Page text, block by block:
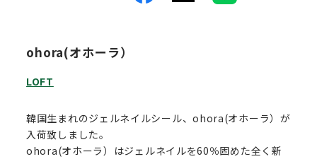
ohora(オホーラ）
LOFT
韓国生まれのジェルネイルシール、ohora(オホーラ）が
入荷致しました。
ohora(オホーラ）はジェルネイルを60％固めた全く新